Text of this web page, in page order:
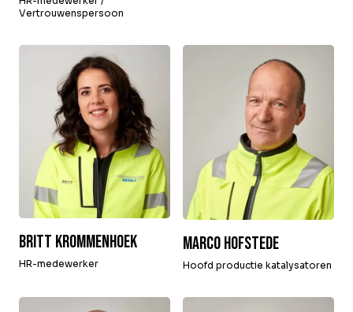
Vertrouwenspersoon
Britt Krommenhoek
HR-medewerker
Marco Hofstede
Hoofd productie katalysatoren